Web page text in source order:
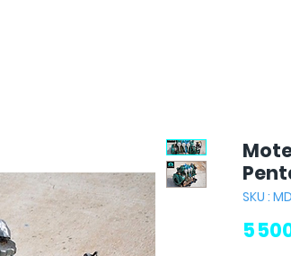
SKU :
5